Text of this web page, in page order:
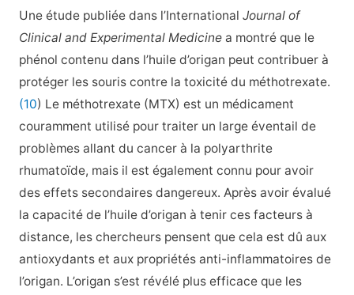
Une étude publiée dans l’International Journal of
Clinical and Experimental Medicinea montré que le
phénol contenu dans l’huile d’origan peut contribuer à
protéger les souris contre la toxicité du méthotrexate.
(10) Le méthotrexate (MTX) est un médicament
couramment utilisé pour traiter un large éventail de
problèmes allant du cancer à la polyarthrite
rhumatoïde, mais il est également connu pour avoir
des effets secondaires dangereux. Après avoir évalué
la capacité de l’huile d’origan à tenir ces facteurs à
distance, les chercheurs pensent que cela est dû aux
antioxydants et aux propriétés anti-inflammatoires de
l’origan. L’origan s’est révélé plus efficace que les